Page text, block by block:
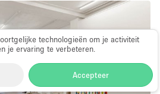
technologieën om je activiteit
je ervaring te verbeteren.
Accepteer